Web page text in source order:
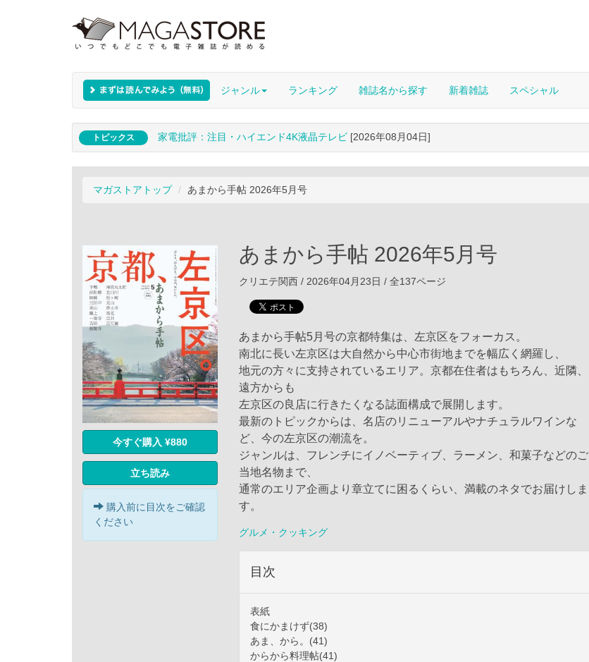
ジャンル ランキング 雑誌名から探す 新着雑誌 スペシャル
トピックス 家電批評：注目・ハイエンド4K液晶テレビ [2026年08月04日]
マガストアトップ あまから手帖 2026年5月号
今すぐ購入 ¥880
立ち読み
購入前に目次をご確認
ください
あまから手帖 2026年5月号
クリエテ関西 / 2026年04月23日 / 全137ページ
あまから手帖5月号の京都特集は、左京区をフォーカス。
南北に長い左京区は大自然から中心市街地までを幅広く網羅し、
地元の方々に支持されているエリア。京都在住者はもちろん、近隣、
遠方からも
左京区の良店に行きたくなる誌面構成で展開します。
最新のトピックからは、名店のリニューアルやナチュラルワインな
ど、今の左京区の潮流を。
ジャンルは、フレンチにイノベーティブ、ラーメン、和菓子などのご
当地名物まで、
通常のエリア企画より章立てに困るくらい、満載のネタでお届けしま
す。
グルメ・クッキング
目次
表紙
食にかまけず(38)
あま、から。(41)
からから料理帖(41)